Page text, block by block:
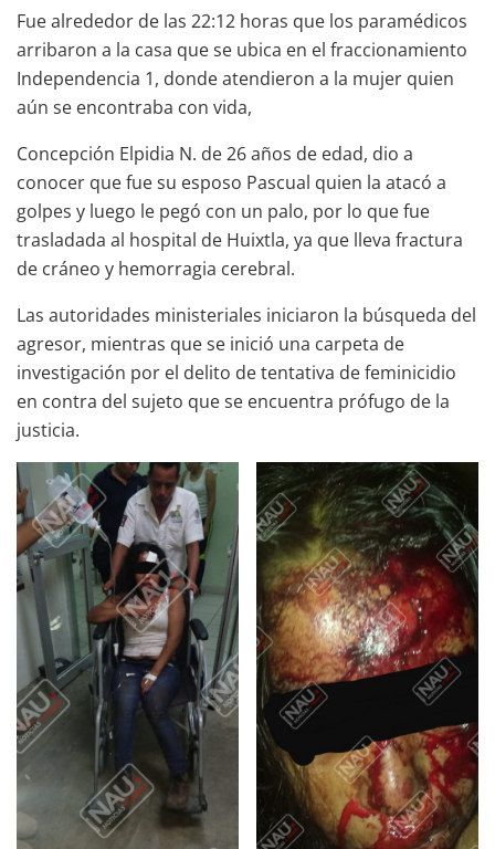
Fue alrededor de las 22:12 horas que los paramédicos
arribaron a la casa que se ubica en el fraccionamiento
Independencia 1, donde atendieron a la mujer quien
aún se encontraba con vida,
Concepción Elpidia N. de 26 años de edad, dio a
conocer que fue su esposo Pascual quien la atacó a
golpes y luego le pegó con un palo, por lo que fue
trasladada al hospital de Huixtla, ya que lleva fractura
de cráneo y hemorragia cerebral.
Las autoridades ministeriales iniciaron la búsqueda del
agresor, mientras que se inició una carpeta de
investigación por el delito de tentativa de feminicidio
en contra del sujeto que se encuentra prófugo de la
justicia.